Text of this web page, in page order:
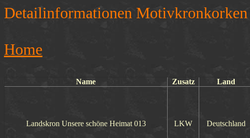
Detailinformationen Motivkronkorken
Home
Name Zusatz Land
Landskron Unsere schöne Heimat 013 LKW Deutschland